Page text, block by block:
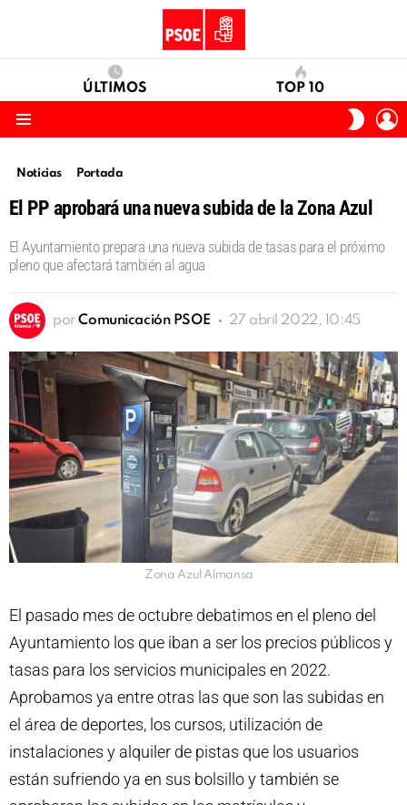
ÚLTIMOS TOP 10
SKIN
Noticias Portada
El PP aprobará una nueva subida de la Zona Azul
El Ayuntamiento prepara una nueva subida de tasas para el próximo
pleno que afectará también al agua
por Comunicación PSOE 27 abril 2022, 10:45
Zona Azul Almansa
El pasado mes de octubre debatimos en el pleno del
Ayuntamiento los que iban a ser los precios públicos y
tasas para los servicios municipales en 2022.
Aprobamos ya entre otras las que son las subidas en
el área de deportes, los cursos, utilización de
instalaciones y alquiler de pistas que los usuarios
están sufriendo ya en sus bolsillo y también se